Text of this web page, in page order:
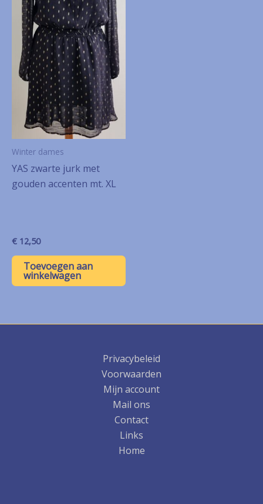
Winter dames
YAS zwarte jurk met
gouden accenten mt. XL
€ 12,50
Toevoegen aan
winkelwagen
Privacybeleid
Voorwaarden
Mijn account
Mail ons
Contact
Links
Home